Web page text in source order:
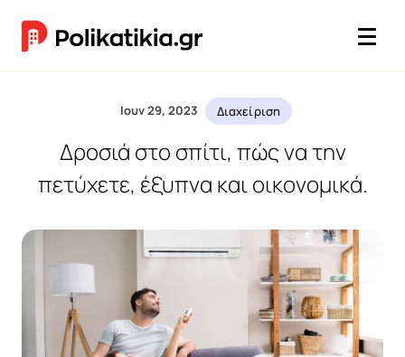
Ιουν 29, 2023 Διαχείριση
Δροσιά στο σπίτι, πώς να την
πετύχετε, έξυπνα και οικονομικά.